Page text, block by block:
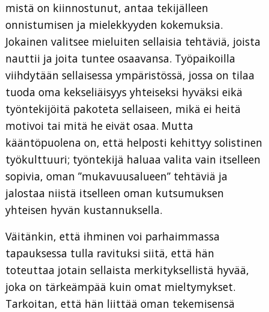
mistä on kiinnostunut, antaa tekijälleen
onnistumisen ja mielekkyyden kokemuksia.
Jokainen valitsee mieluiten sellaisia tehtäviä, joista
nauttii ja joita tuntee osaavansa. Työpaikoilla
viihdytään sellaisessa ympäristössä, jossa on tilaa
tuoda oma kekseliäisyys yhteiseksi hyväksi eikä
työntekijöitä pakoteta sellaiseen, mikä ei heitä
motivoi tai mitä he eivät osaa. Mutta
kääntöpuolena on, että helposti kehittyy solistinen
työkulttuuri; työntekijä haluaa valita vain itselleen
sopivia, oman ”mukavuusalueen” tehtäviä ja
jalostaa niistä itselleen oman kutsumuksen
yhteisen hyvän kustannuksella.
Väitänkin, että ihminen voi parhaimmassa
tapauksessa tulla ravituksi siitä, että hän
toteuttaa jotain sellaista merkityksellistä hyvää,
joka on tärkeämpää kuin omat mieltymykset.
Tarkoitan, että hän liittää oman tekemisensä